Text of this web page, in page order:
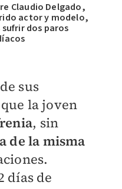
Claudio Delgado,
actor y modelo,
dos paros
sus
la joven
, sin
de la misma
días de